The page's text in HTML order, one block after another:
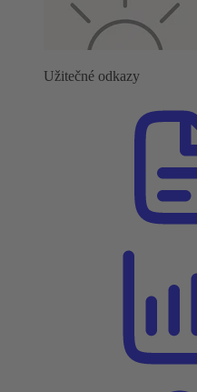
Užitečné odkazy